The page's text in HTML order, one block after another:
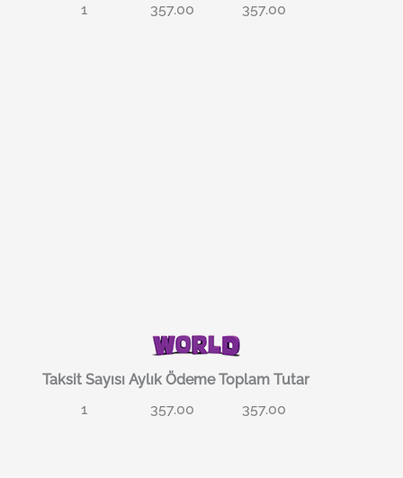
1
357.00 357.00
Taksit Sayısı Aylık Ödeme Toplam Tutar
1
357.00 357.00